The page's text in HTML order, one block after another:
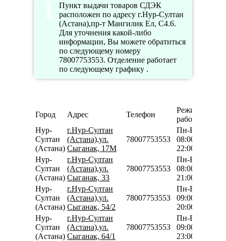
Пункт выдачи товаров СДЭК
расположен по адресу г.Нур-Султан
(Астана),пр-т Мангилик Ел, С4.6.
Для уточнения какой-либо
информации, Вы можете обратиться
по следующему номеру
78007753553. Отделение работает
по следующему графику .
Город Адрес Телефон
Режим
работы
Нур-
Султан
(Астана)
г.Нур-Султан
(Астана),ул.
Сыганак, 17М
78007753553
Пн-Вс
08:00-
22:00
Нур-
Султан
(Астана)
г.Нур-Султан
(Астана),ул.
Сыганак, 33
78007753553
Пн-Вс
08:00-
21:00
Нур-
Султан
(Астана)
г.Нур-Султан
(Астана),ул.
Сыганак, 54/2
78007753553
Пн-Вс
09:00-
20:00
Нур-
Султан
(Астана)
г.Нур-Султан
(Астана),ул.
Сыганак, 64/1
78007753553
Пн-Вс
09:00-
23:00